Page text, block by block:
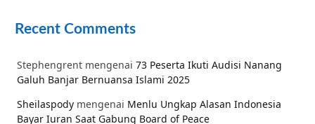
Recent Comments
Stephengrent mengenai 73 Peserta Ikuti Audisi Nanang
Galuh Banjar Bernuansa Islami 2025
Sheilaspody mengenai Menlu Ungkap Alasan Indonesia
Bayar Iuran Saat Gabung Board of Peace